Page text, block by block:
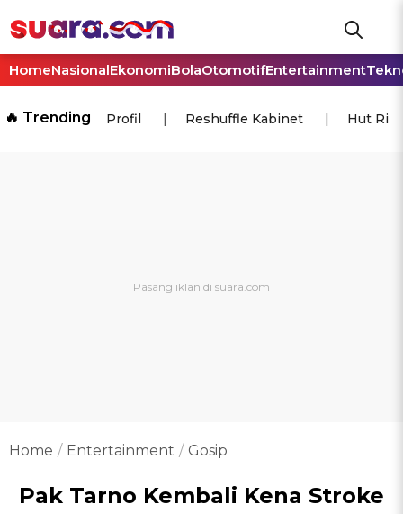
HomeNasionalEkonomiBolaOtomotifEntertainment
🔥 Trending Profil Reshuffle Kabinet Hut Ri
Home Entertainment Gosip
Pak Tarno Kembali Kena Stroke